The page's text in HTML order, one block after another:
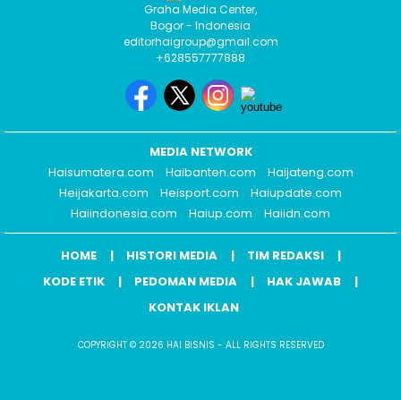
Graha Media Center,
Bogor - Indonesia
editorhaigroup@gmail.com
+628557777888
MEDIA NETWORK
Haisumatera.com
Haibanten.com
Haijateng.com
Heijakarta.com
Heisport.com
Haiupdate.com
Haiindonesia.com
Haiup.com Haiidn.com
HOME HISTORI MEDIA
TIM REDAKSI
KODE ETIK
PEDOMAN MEDIA
HAK JAWAB
KONTAK IKLAN
COPYRIGHT © 2026 HAI BISNIS - ALL RIGHTS RESERVED